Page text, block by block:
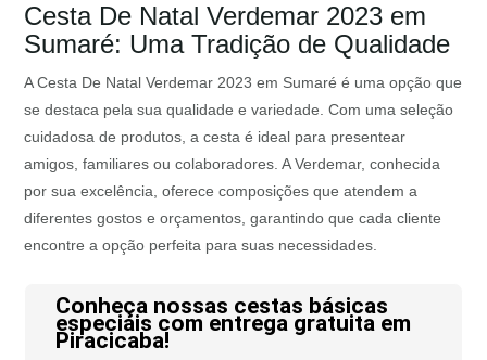
Cesta De Natal Verdemar 2023 em
Sumaré: Uma Tradição de Qualidade
A Cesta De Natal Verdemar 2023 em Sumaré é uma opção que
se destaca pela sua qualidade e variedade. Com uma seleção
cuidadosa de produtos, a cesta é ideal para presentear
amigos, familiares ou colaboradores. A Verdemar, conhecida
por sua excelência, oferece composições que atendem a
diferentes gostos e orçamentos, garantindo que cada cliente
encontre a opção perfeita para suas necessidades.
Conheça nossas cestas básicas
especiais com entrega gratuita em
Piracicaba!